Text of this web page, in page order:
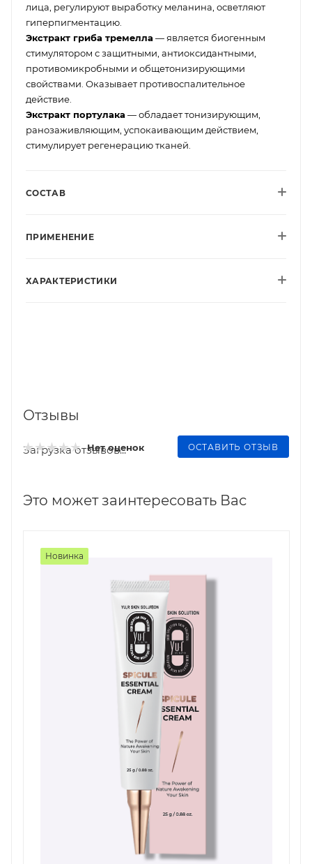
лица, регулируют выработку меланина, осветляют
гиперпигментацию.
Экстракт гриба тремелла — является биогенным
стимулятором с защитными, антиоксидантными,
противомикробными и общетонизирующими
свойствами. Оказывает противоспалительное
действие.
Экстракт портулака — обладает тонизирующим,
ранозаживляющим, успокаивающим действием,
стимулирует регенерацию тканей.
СОСТАВ
ПРИМЕНЕНИЕ
ХАРАКТЕРИСТИКИ
Отзывы
Нет оценок ОСТАВИТЬ ОТЗЫВ
Загрузка отзывов...
Это может заинтересовать Вас
Новинка